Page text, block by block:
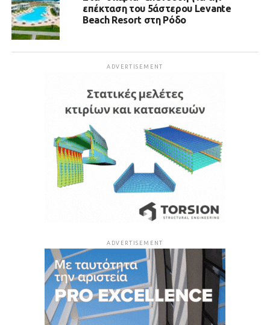
επέκταση του 5άστερου Levante
Beach Resort στη Ρόδο
ADVERTISEMENT
ADVERTISEMENT